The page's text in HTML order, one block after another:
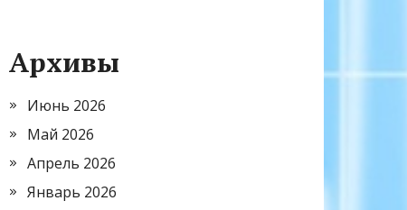
Архивы
Июнь 2026
Май 2026
Апрель 2026
Январь 2026